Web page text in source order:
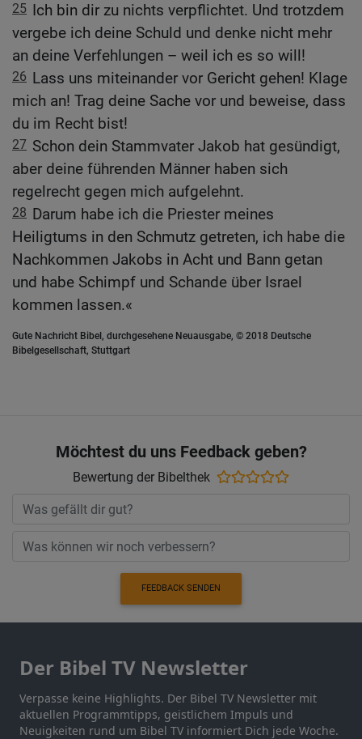
25 Ich bin dir zu nichts verpflichtet. Und trotzdem
vergebe ich deine Schuld und denke nicht mehr
an deine Verfehlungen – weil ich es so will!
26 Lass uns miteinander vor Gericht gehen! Klage
mich an! Trag deine Sache vor und beweise, dass
du im Recht bist!
27 Schon dein Stammvater Jakob hat gesündigt,
aber deine führenden Männer haben sich
regelrecht gegen mich aufgelehnt.
28 Darum habe ich die Priester meines
Heiligtums in den Schmutz getreten, ich habe die
Nachkommen Jakobs in Acht und Bann getan
und habe Schimpf und Schande über Israel
kommen lassen.«
Gute Nachricht Bibel, durchgesehene Neuausgabe, © 2018 Deutsche
Bibelgesellschaft, Stuttgart
Möchtest du uns Feedback geben?
Bewertung der Bibelthek
FEEDBACK SENDEN
Der Bibel TV Newsletter
Verpasse keine Highlights. Der Bibel TV Newsletter mit
aktuellen Programmtipps, geistlichem Impuls und
Neuigkeiten rund um Bibel TV informiert Dich jede Woche.